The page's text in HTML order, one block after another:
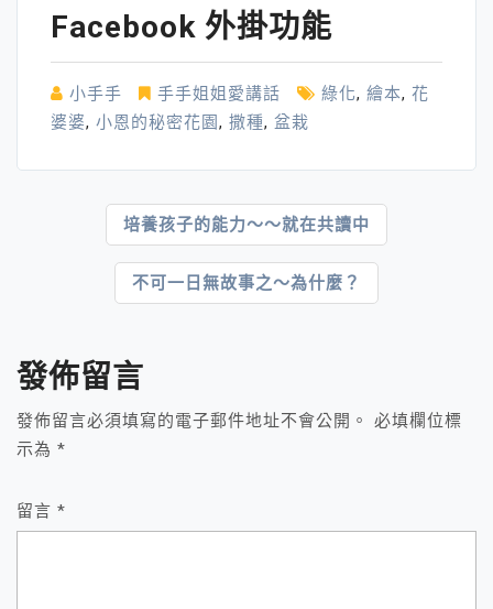
Facebook 外掛功能
小手手 手手姐姐愛講話 綠化, 繪本, 花
婆婆, 小恩的秘密花園, 撒種, 盆栽
覽
培養孩子的能力～～就在共讀中
不可一日無故事之～為什麼？
發佈留言
發佈留言必須填寫的電子郵件地址不會公開。
必填欄位標
示為 *
留言 *